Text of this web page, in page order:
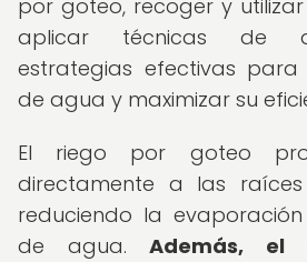
por goteo, recoger y
aplicar técnicas de
estrategias efectivas para
de agua y maximizar su
El riego por goteo
directamente a las
reduciendo la
de agua.Además, el